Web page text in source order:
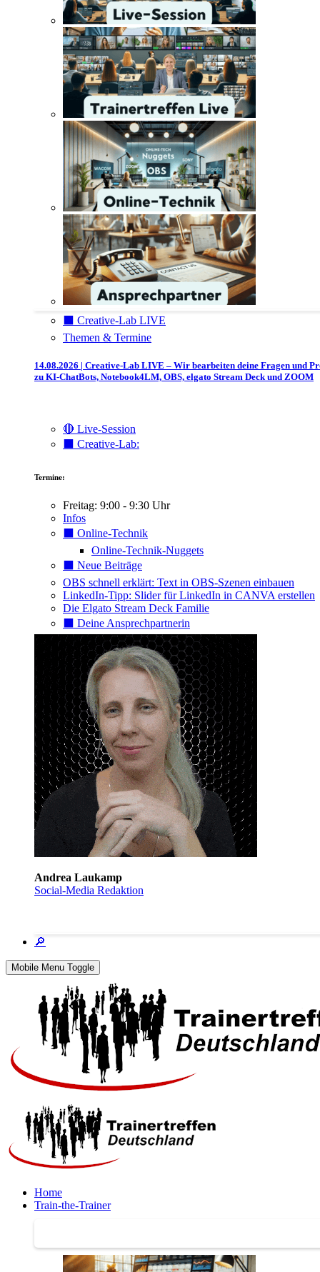
⬛️ Creative-Lab LIVE
Themen & Termine
14.08.2026 | Creative-Lab LIVE – Wir bearbeiten deine Fragen und
zu KI-ChatBots, Notebook4LM, OBS, elgato Stream Deck und ZOOM
🔴 Live-Session
⬛️ Creative-Lab:
Termine:
Freitag: 9:00 - 9:30 Uhr
Infos
⬛️ Online-Technik
Online-Technik-Nuggets
⬛️ Neue Beiträge
OBS schnell erklärt: Text in OBS-Szenen einbauen
LinkedIn-Tipp: Slider für LinkedIn in CANVA erstellen
Die Elgato Stream Deck Familie
⬛️ Deine Ansprechpartnerin
Andrea Laukamp
Social-Media Redaktion
🔎
Mobile Menu Toggle
Home
Train-the-Trainer